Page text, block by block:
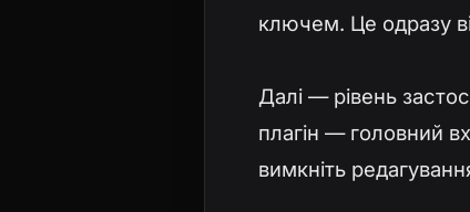
ключем. Це одразу
Далі — рівень
плагін — головний
вимкніть